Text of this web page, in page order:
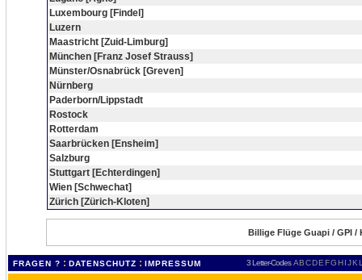
Luxembourg [Findel]
Luzern
Maastricht [Zuid-Limburg]
München [Franz Josef Strauss]
Münster/Osnabrück [Greven]
Nürnberg
Paderborn/Lippstadt
Rostock
Rotterdam
Saarbrücken [Ensheim]
Salzburg
Stuttgart [Echterdingen]
Wien [Schwechat]
Zürich [Zürich-Kloten]
Billige Flüge Guapi / GPI
FRAGEN ? : DATENSCHUTZ : IMPRESSUM 3 Letter-Codes ABCDEFGH IJKL